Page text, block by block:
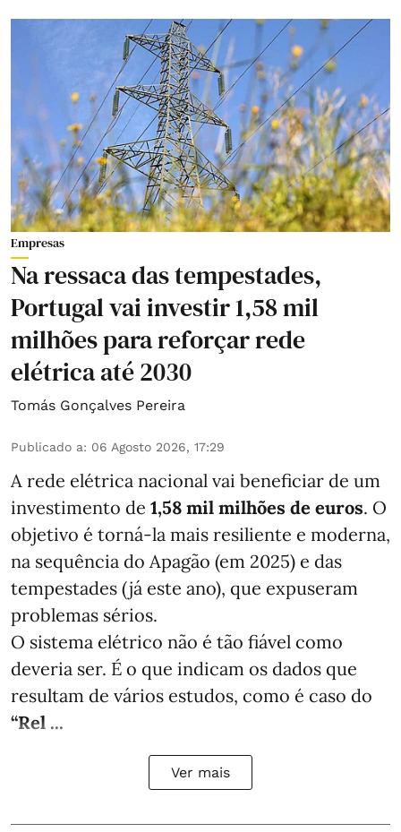
Empresas
Na ressaca das tempestades,
Portugal vai investir 1,58 mil
milhões para reforçar rede
elétrica até 2030
Tomás Gonçalves Pereira
Publicado a: 06 Agosto 2026, 17:29
A rede elétrica nacional vai beneficiar de um
investimento de 1,58 mil milhões de euros. O
objetivo é torná-la mais resiliente e moderna,
na sequência do Apagão (em 2025) e das
tempestades (já este ano), que expuseram
problemas sérios.
O sistema elétrico não é tão fiável como
deveria ser. É o que indicam os dados que
resultam de vários estudos, como é caso do
“Rel ...
Ver mais